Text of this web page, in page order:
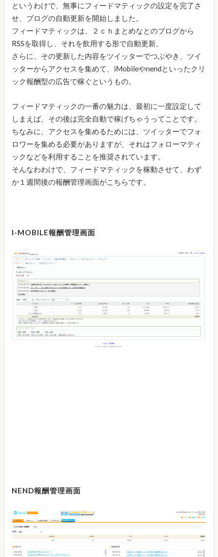
というわけで、無事にフィードマティックの設定を完了さ
せ、ブログの自動更新を開始しました。
フィードマティックは、２ｃｈまとめなとのブログから
RSSを取得し、それを飲用する形で自動更新。
さらに、その更新した内容をツイッターでつぶやき、ツイ
ッターからアクセスを集めて、iMobileやnendといったクリ
ック報酬型の広告で稼ぐというもの。
フィードマティックの一番の魅力は、最初に一度設定して
しまえば、その後は完全自動で稼げちゃうってことです。
ちなみに、アクセスを集めるためには、ツイッターでフォ
ロワーを集める必要がありますが、それはフォローマティ
ックなどを利用することを推奨されています。
そんなわわけで、フィードマティックを稼動させて、わず
か１週間後の報酬管理画面がこちらです。
I-MOBILE報酬管理画面
NEND報酬管理画面